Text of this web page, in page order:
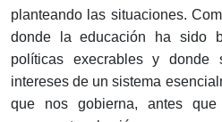
planteando las situaciones.
donde la educación ha sido
políticas execrables y
intereses de un sistema
que nos gobierna, antes